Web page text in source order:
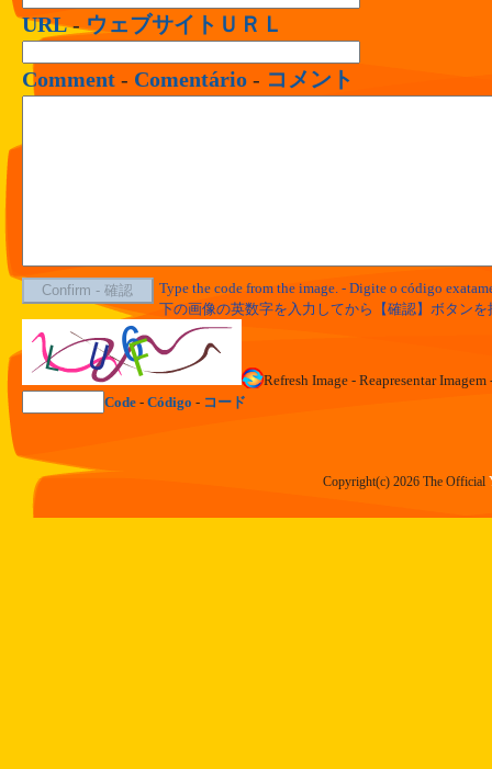
URL-ウェブサイトＵＲＬ
Comment - Comentário - コメント
Type the code from the image. - Digite o código
下の画像の英数字を入力してから【確認】ボタン
Refresh Image - Reapresentar
Code- Código - コード
Copyright(c) 2026 The Official